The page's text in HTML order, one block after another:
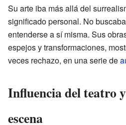
Su arte iba más allá del
significado personal. No
entenderse a sí misma. Sus
espejos y transformaciones,
veces rechazo, en una serie de
Influencia del teatro
escena